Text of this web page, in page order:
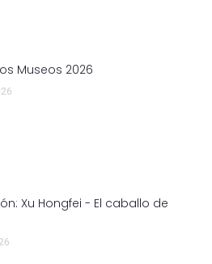
Museos 2026
Xu Hongfei - El caballo de